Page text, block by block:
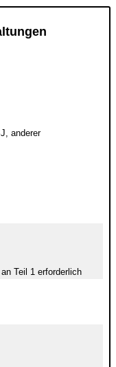
anderer
Teil 1 erforderlich